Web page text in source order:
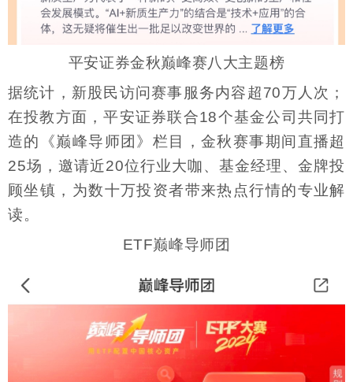
平安证券金秋巅峰赛八大主题榜
据统计，新股民访问赛事服务内容超70万人次；
在投教方面，平安证券联合18个基金公司共同打
造的《巅峰导师团》栏目，金秋赛事期间直播超
25场，邀请近20位行业大咖、基金经理、金牌投
顾坐镇，为数十万投资者带来热点行情的专业解
读。
ETF巅峰导师团